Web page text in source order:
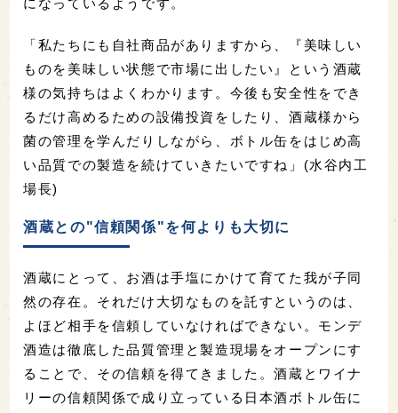
になっているようです。
「私たちにも自社商品がありますから、『美味しい
ものを美味しい状態で市場に出したい』という酒蔵
様の気持ちはよくわかります。今後も安全性をでき
るだけ高めるための設備投資をしたり、酒蔵様から
菌の管理を学んだりしながら、ボトル缶をはじめ高
い品質での製造を続けていきたいですね」(水谷内工
場長)
酒蔵との"信頼関係"を何よりも大切に
酒蔵にとって、お酒は手塩にかけて育てた我が子同
然の存在。それだけ大切なものを託すというのは、
よほど相手を信頼していなければできない。モンデ
酒造は徹底した品質管理と製造現場をオープンにす
ることで、その信頼を得てきました。酒蔵とワイナ
リーの信頼関係で成り立っている日本酒ボトル缶に